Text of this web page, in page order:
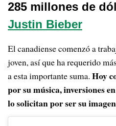
285 millones de
Justin Bieber
El canadiense comenzó a
joven, así que ha requerido
a esta importante suma. Hoy
por su música, inversiones
lo solicitan por ser su